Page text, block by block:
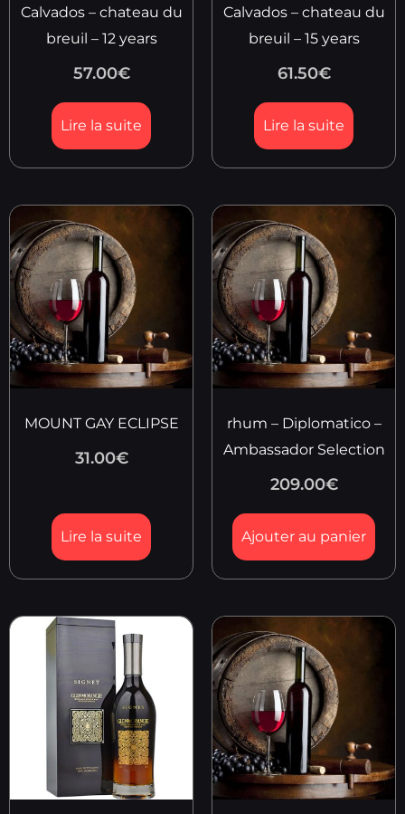
Calvados – chateau du
breuil – 12 years
57.00€
Lire la suite
Calvados – chateau du
breuil – 15 years
61.50€
Lire la suite
MOUNT GAY ECLIPSE
31.00€
Lire la suite
rhum – Diplomatico –
Ambassador Selection
209.00€
Ajouter au panier